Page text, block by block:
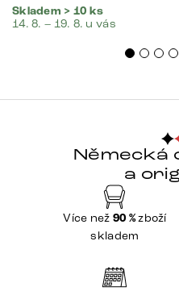
Skladem > 10 ks
14. 8. – 19. 8. u vás
Německá
a
Více než 90 %zboží
skladem